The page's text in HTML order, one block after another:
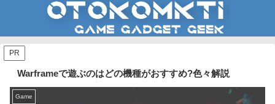
PR
Warframeで遊ぶのはどの機種がおすすめ?色々解説
Game